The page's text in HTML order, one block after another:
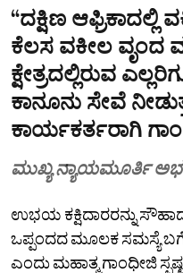
“ದಕ್ಷಿಣ
ಕೆಲಸ ವಕೀಲ ವೃಂದ
ಕ್ಷೇತ್ರದಲ್ಲಿರುವ
ಕಾನೂನು ಸೇವೆ
ಕಾರ್ಯಕರ್ತರಾಗಿ
ಮುಖ್ಯ ನ್ಯಾಯಮೂರ್ತಿ
ಉಭಯ ಕಕ್ಷಿದಾರರನ್ನು
ಒಪ್ಪಂದದ ಮೂಲಕ ಸಮಸ್ಯೆ
ಎಂದು ಮಹಾತ್ಮ ಗಾಂಧೀಜಿ